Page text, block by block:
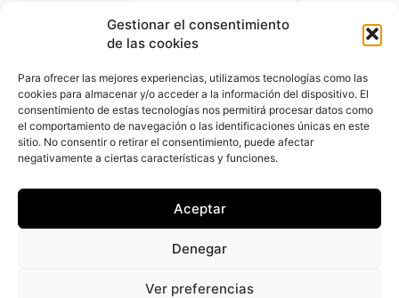
Gestionar el consentimiento
de las cookies
Para ofrecer las mejores experiencias, utilizamos tecnologías como las
cookies para almacenar y/o acceder a la información del dispositivo. El
consentimiento de estas tecnologías nos permitirá procesar datos como
el comportamiento de navegación o las identificaciones únicas en este
sitio. No consentir o retirar el consentimiento, puede afectar
negativamente a ciertas características y funciones.
Aceptar
Denegar
Ver preferencias
Descargar último ejemplar
ir a hemeroteca
+ Contenido en redes sociales
automóviles - C/ Fernández de la Hoz 70, 1ºB - 28003 - Madrid